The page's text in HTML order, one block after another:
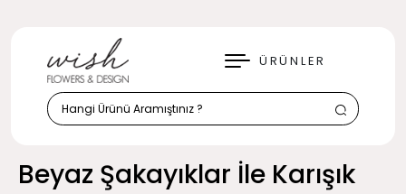
ÜRÜNLER
KAPAT
Beyaz Şakayıklar İle Karışık